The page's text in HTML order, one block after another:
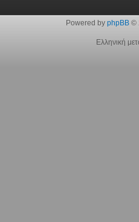
Powered by phpBB©
Ελληνική